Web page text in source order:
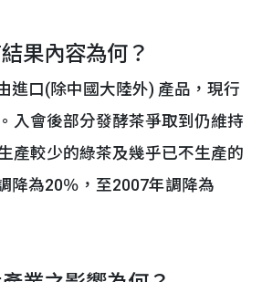
果內容為何？
口(除中國大陸外) 產品，現行
入會後部分發酵茶爭取到仍維持
產較少的綠茶及幾乎已不生產的
降為20％，至2007年調降為